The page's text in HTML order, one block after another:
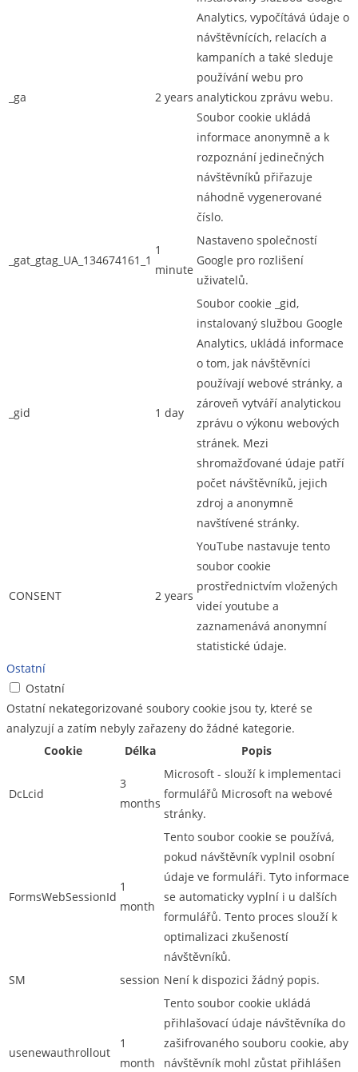
_ga 2 years
Analytics, vypočítává údaje o
návštěvnících, relacích a
kampaních a také sleduje
používání webu pro
analytickou zprávu webu.
Soubor cookie ukládá
informace anonymně a k
rozpoznání jedinečných
návštěvníků přiřazuje
náhodně vygenerované
číslo.
_gat_gtag_UA_134674161_1
1
minute
Nastaveno společností
Google pro rozlišení
uživatelů.
_gid 1 day
Soubor cookie _gid,
instalovaný službou Google
Analytics, ukládá informace
o tom, jak návštěvníci
používají webové stránky, a
zároveň vytváří analytickou
zprávu o výkonu webových
stránek. Mezi
shromažďované údaje patří
počet návštěvníků, jejich
zdroj a anonymně
navštívené stránky.
CONSENT 2 years
YouTube nastavuje tento
soubor cookie
prostřednictvím vložených
videí youtube a
zaznamenává anonymní
statistické údaje.
Ostatní
Ostatní
Ostatní nekategorizované soubory cookie jsou ty, které se
analyzují a zatím nebyly zařazeny do žádné kategorie.
Cookie
Délka Popis
DcLcid
3
months
Microsoft - slouží k implementaci
formulářů Microsoft na webové
stránky.
FormsWebSessionId
1
month
Tento soubor cookie se používá,
pokud návštěvník vyplnil osobní
údaje ve formuláři. Tyto informace
se automaticky vyplní i u dalších
formulářů. Tento proces slouží k
optimalizaci zkušeností
návštěvníků.
SM
session Není k dispozici žádný popis.
usenewauthrollout
1
month
Tento soubor cookie ukládá
přihlašovací údaje návštěvníka do
zašifrovaného souboru cookie, aby
návštěvník mohl zůstat přihlášen